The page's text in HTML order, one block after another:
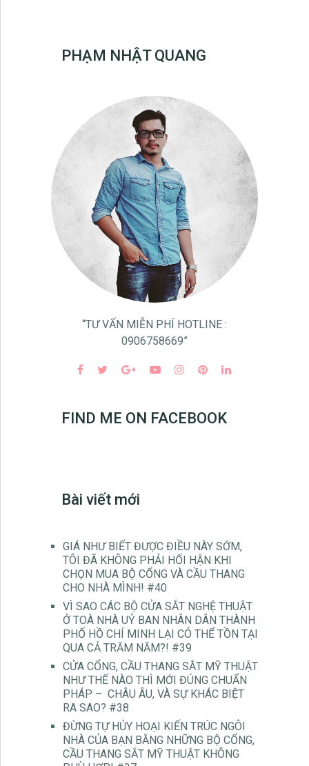
PHẠM NHẬT QUANG
“TƯ VẤN MIỄN PHÍ HOTLINE :
0906758669”
FIND ME ON FACEBOOK
Bài viết mới
GIÁ NHƯ BIẾT ĐƯỢC ĐIỀU NÀY SỚM,
TÔI ĐÃ KHÔNG PHẢI HỐI HẬN KHI
CHỌN MUA BỘ CỔNG VÀ CẦU THANG
CHO NHÀ MÌNH! #40
VÌ SAO CÁC BỘ CỬA SẮT NGHỆ THUẬT
Ở TOÀ NHÀ UỶ BAN NHÂN DÂN THÀNH
PHỐ HỒ CHÍ MINH LẠI CÓ THỂ TỒN TẠI
QUA CẢ TRĂM NĂM?! #39
CỬA CỔNG, CẦU THANG SẮT MỸ THUẬT
NHƯ THẾ NÀO THÌ MỚI ĐÚNG CHUẨN
PHÁP – CHÂU ÂU, VÀ SỰ KHÁC BIỆT
RA SAO? #38
ĐỪNG TỰ HỦY HOẠI KIẾN TRÚC NGÔI
NHÀ CỦA BẠN BẰNG NHỮNG BỘ CỔNG,
CẦU THANG SẮT MỸ THUẬT KHÔNG